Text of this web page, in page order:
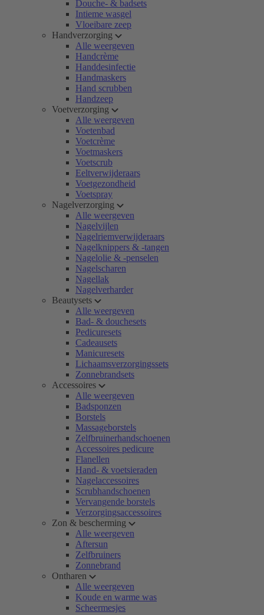
Douche- & badsets
Intieme wasgel
Vloeibare zeep
Handverzorging
Alle weergeven
Handcrème
Handdesinfectie
Handmaskers
Hand scrubben
Handzeep
Voetverzorging
Alle weergeven
Voetenbad
Voetcrème
Voetmaskers
Voetscrub
Eeltverwijderaars
Voetgezondheid
Voetspray
Nagelverzorging
Alle weergeven
Nagelvijlen
Nagelriemverwijderaars
Nagelknippers & -tangen
Nagelolie & -penselen
Nagelscharen
Nagellak
Nagelverharder
Beautysets
Alle weergeven
Bad- & douchesets
Pedicuresets
Cadeausets
Manicuresets
Lichaamsverzorgingssets
Zonnebrandsets
Accessoires
Alle weergeven
Badsponzen
Borstels
Massageborstels
Zelfbruinerhandschoenen
Accessoires pedicure
Flanellen
Hand- & voetsieraden
Nagelaccessoires
Scrubhandschoenen
Vervangende borstels
Verzorgingsaccessoires
Zon & bescherming
Alle weergeven
Aftersun
Zelfbruiners
Zonnebrand
Ontharen
Alle weergeven
Koude en warme was
Scheermesjes